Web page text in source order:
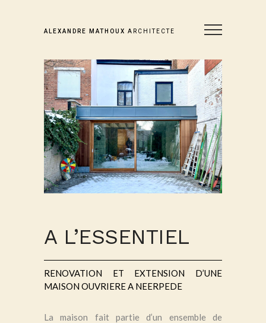
ALEXANDRE MATHOUX ARCHITECTE
A L’ESSENTIEL
RENOVATION ET EXTENSION D’UNE
MAISON OUVRIERE A NEERPEDE
La maison fait partie d’un ensemble de